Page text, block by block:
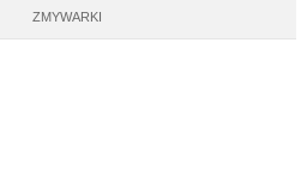
ZMYWARKI